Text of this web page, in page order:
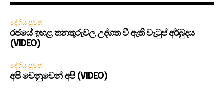
දේශීය පුවත්
රජයේ ඉහළ තනතුරුවල උද්ගත වී ඇති වැටුප් අර්බුදය
(VIDEO)
දේශීය පුවත්
අපි වෙනුවෙන් අපි (VIDEO)